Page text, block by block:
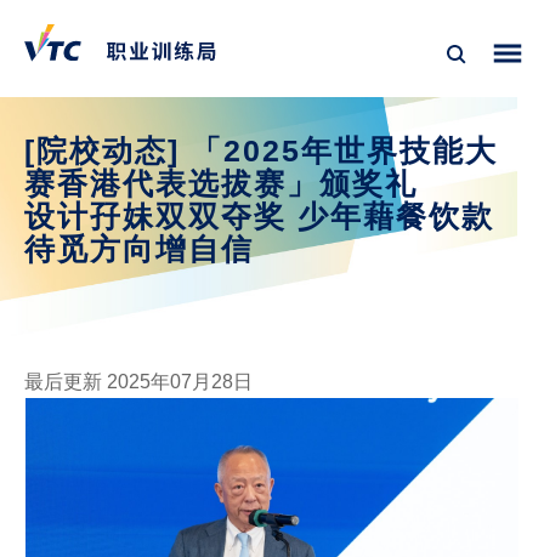
[院校动态] 「2025年世界技能大
赛香港代表选拔赛」颁奖礼
设计孖妹双双夺奖 少年藉餐饮款
待觅方向增自信
最后更新 2025年07月28日